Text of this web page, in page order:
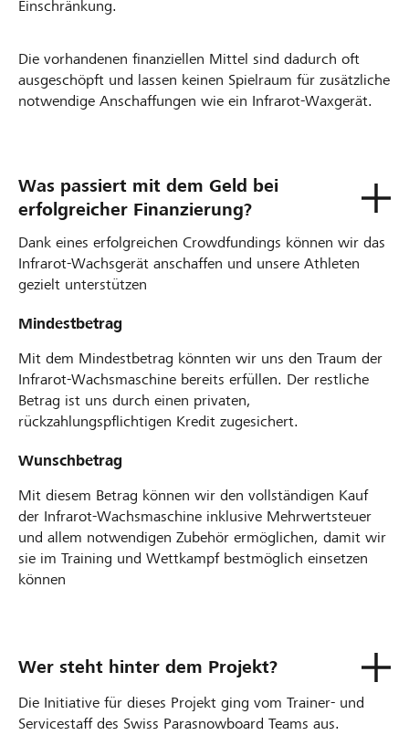
Einschränkung.
Die vorhandenen finanziellen Mittel sind dadurch oft
ausgeschöpft und lassen keinen Spielraum für zusätzliche
notwendige Anschaffungen wie ein Infrarot‑Waxgerät.
Was passiert mit dem Geld bei
erfolgreicher Finanzierung?
Dank eines erfolgreichen Crowdfundings können wir das
Infrarot-Wachsgerät anschaffen und unsere Athleten
gezielt unterstützen
Mindestbetrag
Mit dem Mindestbetrag könnten wir uns den Traum der
Infrarot‑Wachsmaschine bereits erfüllen. Der restliche
Betrag ist uns durch einen privaten,
rückzahlungspflichtigen Kredit zugesichert.
Wunschbetrag
Mit diesem Betrag können wir den vollständigen Kauf
der Infrarot‑Wachsmaschine inklusive Mehrwertsteuer
und allem notwendigen Zubehör ermöglichen, damit wir
sie im Training und Wettkampf bestmöglich einsetzen
können
Wer steht hinter dem Projekt?
Die Initiative für dieses Projekt ging vom Trainer- und
Servicestaff des Swiss Parasnowboard Teams aus.